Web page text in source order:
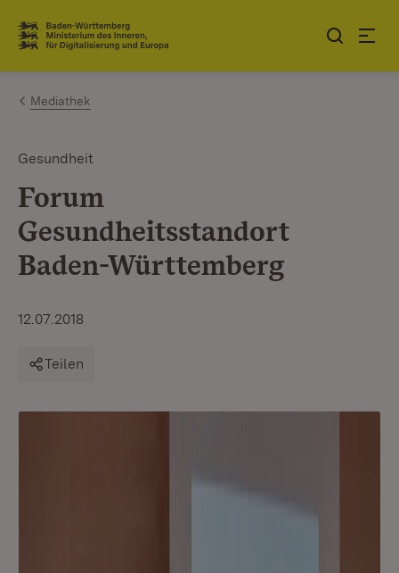
Zum Inhalt springen
Link zur Startseite
Mediathek
Gesundheit
Forum
Gesundheitsstandort
Baden-Württemberg
12.07.2018
Teilen